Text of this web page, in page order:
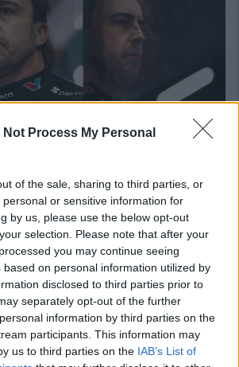
Not Process My Personal
of the sale, sharing to third parties, or
or sensitive information for
by us, please use the below opt-out
selection. Please note that after your
you may continue seeing
based on personal information utilized by
disclosed to third parties prior to
separately opt-out of the further
information by third parties on the
participants. This information may
us to third parties on the IAB’s List of
3 napja
ütemre számít a Red Bull
első idényéről van szó,
lesz a fejlesztési háború a csapatok
felében láthattunk is több nagy fejlesztési
többségénél, ezek pedig rendszerint
is jelentettek (talán a Haas és a Williams